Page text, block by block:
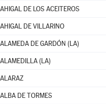
AHIGAL DE LOS ACEITEROS
AHIGAL DE VILLARINO
ALAMEDA DE GARDÓN (LA)
ALAMEDILLA (LA)
ALARAZ
ALBA DE TORMES